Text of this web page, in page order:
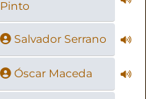
Pinto
Salvador Serrano
Óscar Maceda